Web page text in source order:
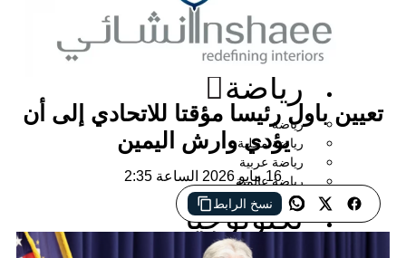
إقتصاد
وأعمال
رياضة
رياضة
رياضة محلية
رياضة عربية
رياضة عالمية
تكنولوجيا
باول رئيسا مؤقتا للاتحادي إلى أن
يؤدي وارش اليمين
16 مايو 2026 الساعة 2:35
نسخ الرابط